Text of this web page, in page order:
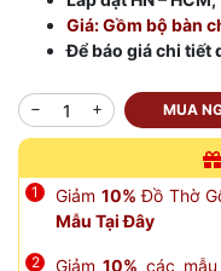
Giá: Gồm bộ bàn
Để báo giá chi tiết
MUA
Giảm 10% Đồ Thờ
Mẫu Tại Đây
Giảm 10% các